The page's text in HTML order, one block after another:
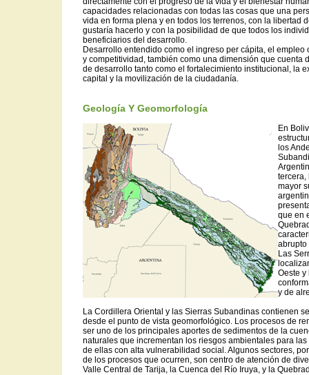
capacidades relacionadas con todas las cosas que una
vida en forma plena y en todos los terrenos, con la libertad
gustaría hacerlo y con la posibilidad de que todos los
beneficiarios del desarrollo.
Desarrollo entendido como el ingreso per cápita, el
y competitividad, también como una dimensión que cuenta
de desarrollo tanto como el fortalecimiento institucional, la
capital y la movilización de la ciudadanía.
Geología Y Geomorfología
En
los
tercera,
mayor
que en
abrupto
Las
Oeste y
y de
La Cordillera Oriental y las Sierras Subandinas contienen
desde el punto de vista geomorfológico. Los procesos de
ser uno de los principales aportes de sedimentos de la
naturales que incrementan los riesgos ambientales para
de ellas con alta vulnerabilidad social. Algunos sectores,
de los procesos que ocurren, son centro de atención de
Valle Central de Tarija, la Cuenca del Río Iruya, y la